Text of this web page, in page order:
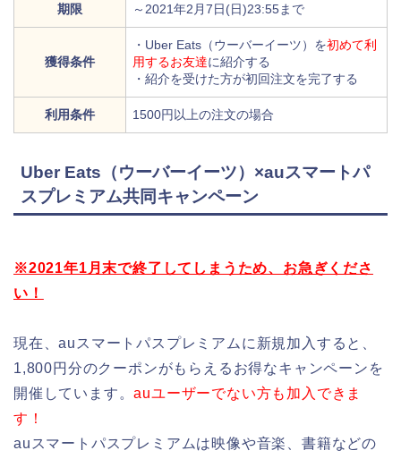
期限 ～2021年2月7日(日)23:55まで
獲得条件
・Uber Eats（ウーバーイーツ）を初めて利
用するお友達に紹介する
・紹介を受けた方が初回注文を完了する
利用条件 1500円以上の注文の場合
Uber Eats（ウーバーイーツ）×auスマートパ
スプレミアム共同キャンペーン
※2021年1月末で終了してしまうため、お急ぎくださ
い！
現在、auスマートパスプレミアムに新規加入すると、
1,800円分のクーポンがもらえるお得なキャンペーンを
開催しています。auユーザーでない方も加入できま
す！
auスマートパスプレミアムは映像や音楽、書籍などの